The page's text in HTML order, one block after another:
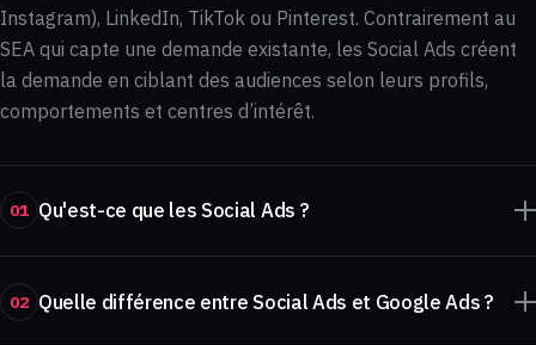
Instagram), LinkedIn, TikTok ou Pinterest. Contrairement au
SEA qui capte une demande existante, les Social Ads créent
la demande en ciblant des audiences selon leurs profils,
comportements et centres d’intérêt.
01 Qu'est-ce que les Social Ads ?
02 Quelle différence entre Social Ads et Google Ads ?